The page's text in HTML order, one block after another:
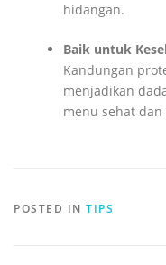
hidangan.
Baik untuk
Kandungan
menjadikan
menu sehat
POSTED IN TIPS